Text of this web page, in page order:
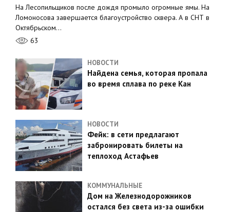
На Лесопильщиков после дождя промыло огромные ямы. На
Ломоносова завершается благоустройство сквера. А в СНТ в
Октябрьском…
63
НОВОСТИ
Найдена семья, которая пропала
во время сплава по реке Кан
НОВОСТИ
Фейк: в сети предлагают
забронировать билеты на
теплоход Астафьев
КОММУНАЛЬНЫЕ
Дом на Железнодорожников
остался без света из-за ошибки